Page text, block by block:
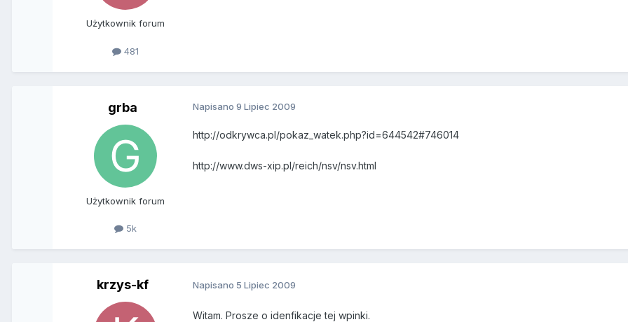
Użytkownik forum
481
grba
Użytkownik forum
5k
Napisano9 Lipiec 2009
http://odkrywca.pl/pokaz_watek.php?id=644542#746014
http://www.dws-xip.pl/reich/nsv/nsv.html
krzys-kf Napisano 5 Lipiec 2009
Witam. Prosze o idenfikacje tej wpinki.